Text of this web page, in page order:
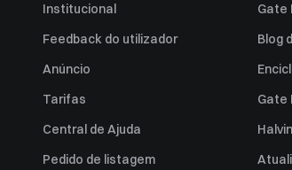
Institucional
Feedback do utilizador
Anúncio
Tarifas
Central de Ajuda
Pedido de listagem
Gate
Blog
Gate